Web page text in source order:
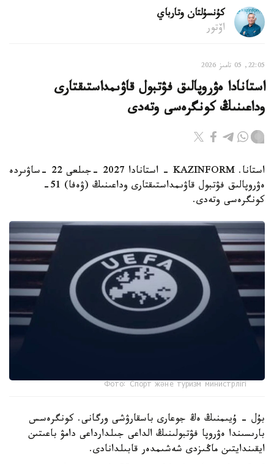
كۇنسۇلتان وتارباي
اۆتور
22:05, 05 تامىز 2026
استانادا ەۋروپالىق فۋتبول قاۋىمداستىقتارى
وداعىنىڭ كونگرەسى وتەدى
استانا. KAZINFORM - استانادا 2027 -جىلعى 22 -ساۋىردە
ەۋروپالىق فۋتبول قاۋىمداستىقتارى وداعىنىڭ (ۋەفا) 51-
كونگرەسى وتەدى.
Фото: Спорт және туризм министрлігі
بۇل - ۇيىمنىڭ ەڭ جوعارى باسقارۋشى ورگانى. كونگرەسس
بارىسىندا ەۋروپا فۋتبولىنىڭ الداعى جىلدارداعى دامۋ باعىتىن
ايقىندايتىن ماڭىزدى شەشىمدەر قابىلدانادى.